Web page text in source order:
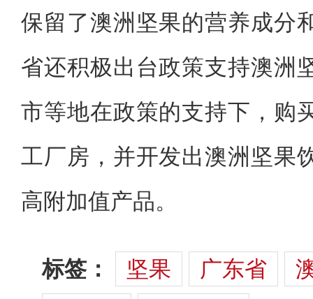
保留了澳洲坚果的营养成分
省还积极出台政策支持澳洲
市等地在政策的支持下，购
工厂房，并开发出澳洲坚果
高附加值产品。
标签： 坚果 广东省